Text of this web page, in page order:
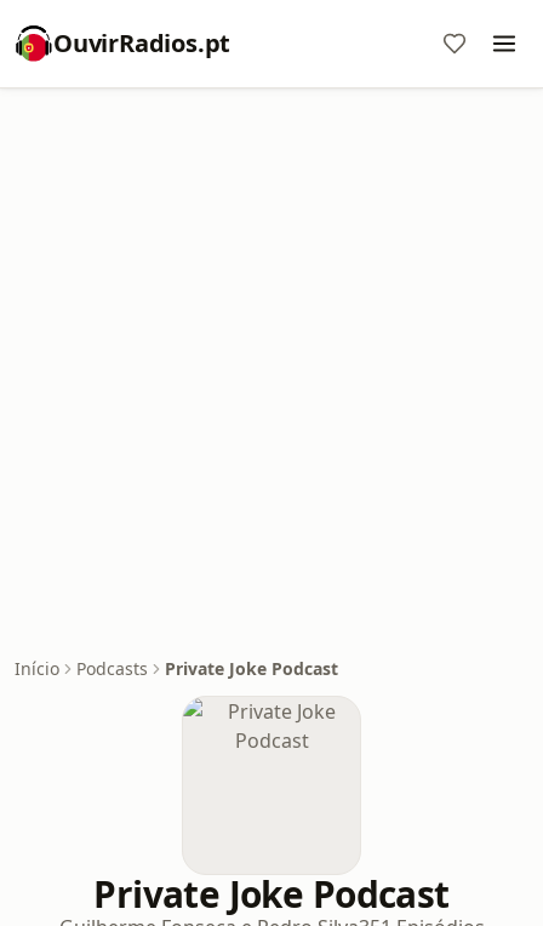
OuvirRadios.pt
Início Podcasts Private Joke Podcast
Private Joke Podcast